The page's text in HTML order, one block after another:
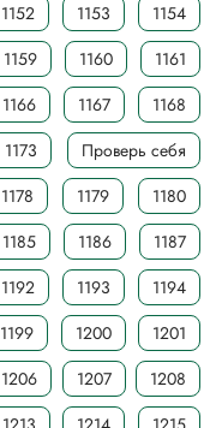
1152 1153
1154
1159 1160
1161
1166 1167
1168
1173
Проверь себя
1178 1179
1180
1185 1186
1187
1192 1193
1194
1199 1200
1201
1206 1207
1208